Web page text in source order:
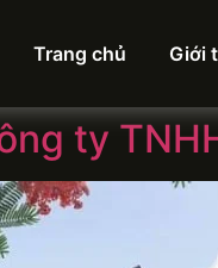
Trang chủ Giới
ty